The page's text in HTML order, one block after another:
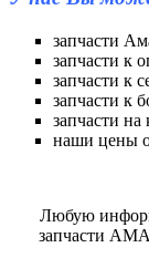
запчасти
запчасти к
запчасти к
запчасти к
запчасти на
наши цены
Любую
запчасти